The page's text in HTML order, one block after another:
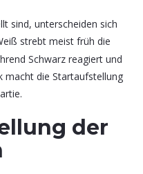
sind, unterscheiden sich
strebt meist früh die
Schwarz reagiert und
macht die Startaufstellung
der